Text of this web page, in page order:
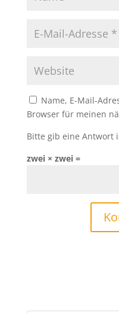
Name, E-Mail-
Browser für meinen
Bitte gib eine Antwort
zwei × zwei =